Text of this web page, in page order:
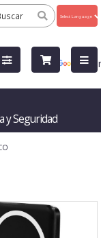
by
y Seguridad